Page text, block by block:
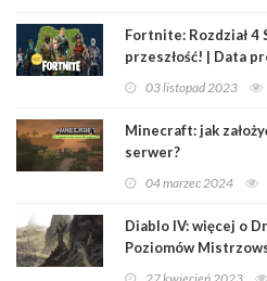
Fortnite: Rozdział 4
przeszłość! | Data
03 listopad 2023
Minecraft: jak
serwer?
04 marzec 2024
Diablo IV: więcej o
Poziomów
Legendarnych